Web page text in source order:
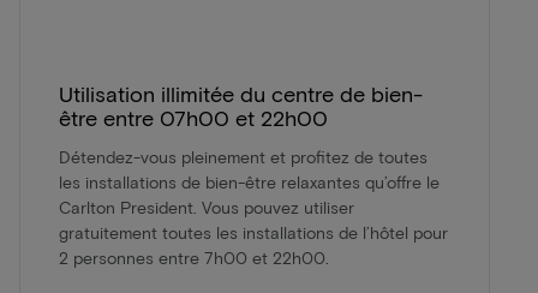
Utilisation illimitée du centre de bien-
être entre 07h00 et 22h00
Détendez-vous pleinement et profitez de toutes
les installations de bien-être relaxantes qu’offre le
Carlton President. Vous pouvez utiliser
gratuitement toutes les installations de l’hôtel pour
2 personnes entre 7h00 et 22h00.